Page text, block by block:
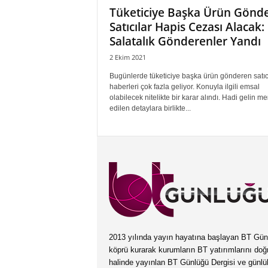
Tüketiciye Başka Ürün
Satıcılar Hapis Cezası Alacak:
Salatalık Gönderenler Yandı
2 Ekim 2021
Bugünlerde tüketiciye başka ürün gönderen
haberleri çok fazla geliyor. Konuyla ilgili emsal
olabilecek nitelikte bir karar alındı. Hadi gelin
edilen detaylara birlikte...
2013 yılında yayın hayatına başlayan BT
köprü kurarak kurumların BT yatırımlarını
halinde yayınlan BT Günlüğü Dergisi ve